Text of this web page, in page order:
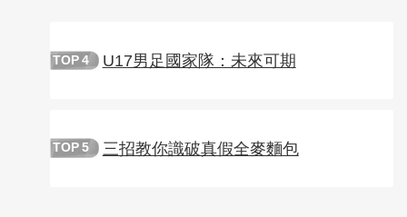
TOP 4 U17男足國家隊：未來可期
TOP 5 三招教你識破真假全麥麵包